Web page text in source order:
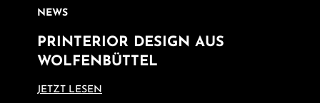
NEWS
PRINTERIOR DESIGN AUS
WOLFENBÜTTEL
JETZT LESEN